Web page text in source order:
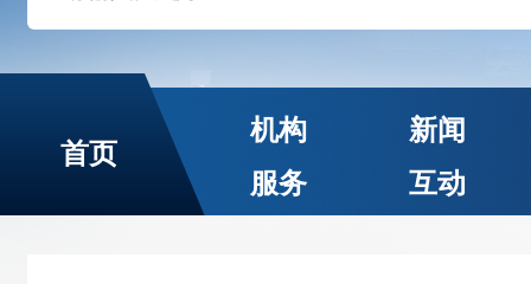
首页
机构
新闻
服务
互动